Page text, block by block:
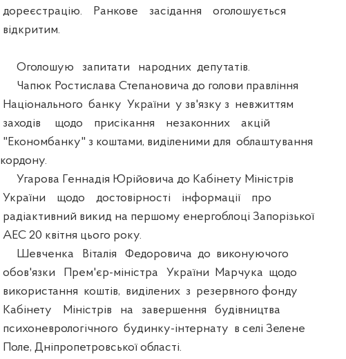
дореєстрацію. Ранкове засідання оголошується
відкритим.
Оголошую запитати народних депутатів.
Чапюк Ростислава Степановича до голови правління
Національного банку України у зв'язку з невжиттям
заходів щодо присікання незаконних акцій
"Економбанку" з коштами, виділеними для облаштування
кордону.
Угарова Геннадія Юрійовича до Кабінету Міністрів
України щодо достовірності інформації про
радіактивний викид на першому енергоблоці Запорізької
АЕС 20 квітня цього року.
Шевченка Віталія Федоровича до виконуючого
обов'язки Прем'єр-міністра України Марчука щодо
використання коштів, виділених з резервного фонду
Кабінету Міністрів на завершення будівництва
психоневрологічного будинку-інтернату в селі Зелене
Поле, Дніпропетровської області.